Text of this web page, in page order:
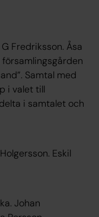
Fredriksson. Åsa
Samtal med
i valet till
i samtalet och
Eskil
Johan